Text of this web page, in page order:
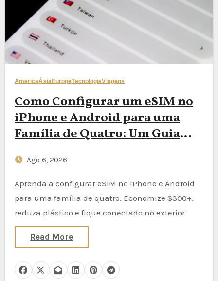
AmericaÁsiaEuropeTecnologiaViagens
Como Configurar um eSIM no
iPhone e Android para uma
Família de Quatro: Um Guia
Reduzir o Desperdício de SIMs
de Plástico Enquanto Mantém
as Crianças Conectadas no
Exterior
Ago 6, 2026
Aprenda a configurar eSIM no iPhone e Android
para uma família de quatro. Economize $300+,
reduza plástico e fique conectado no exterior.
Read More